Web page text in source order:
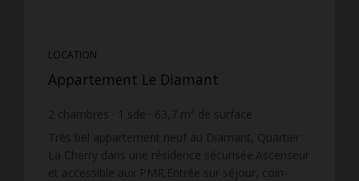
LOCATION
Appartement Le Diamant
2 chambres 1 sde 63,7 m² de surface
15,12 €
prix / m²
Très bel appartement neuf au Diamant, Quartier
La Cherry dans une résidence sécurisée.Ascenseur
et accessible aux PMR.Entrée sur séjour, coin-